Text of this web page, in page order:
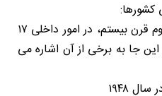
کشورها:
ایالات متحده امریکا در نیمه دوم قرن بیستم، در امور داخلی ۱۷
جا به برخی از آن اشاره می